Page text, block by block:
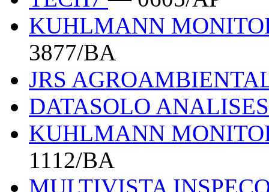
KUHLMANN
3877/BA
JRS
DATASOLO
KUHLMANN
1112/BA
MULTIVISTA